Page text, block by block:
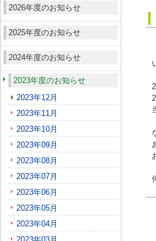
2026年度のお知らせ
2025年度のお知らせ
2024年度のお知らせ
2023年度のお知らせ
2023年12月
2023年11月
2023年10月
2023年09月
2023年08月
2023年07月
2023年06月
2023年05月
2023年04月